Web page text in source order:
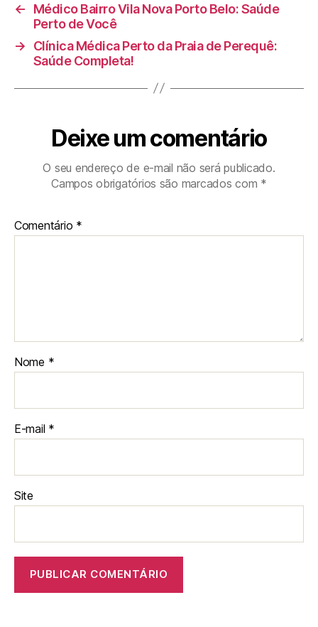
←
Médico Bairro Vila Nova Porto Belo: Saúde
Perto de Você
→
Clínica Médica Perto da Praia de Perequê:
Saúde Completa!
Deixe um comentário
O seu endereço de e-mail não será publicado.
Campos obrigatórios são marcados com *
Comentário *
Nome *
E-mail *
Site